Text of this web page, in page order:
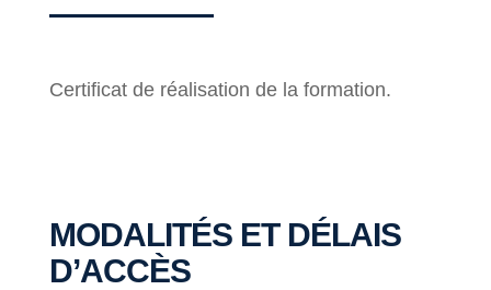
Certificat de réalisation de la formation.
MODALITÉS ET DÉLAIS
D’ACCÈS